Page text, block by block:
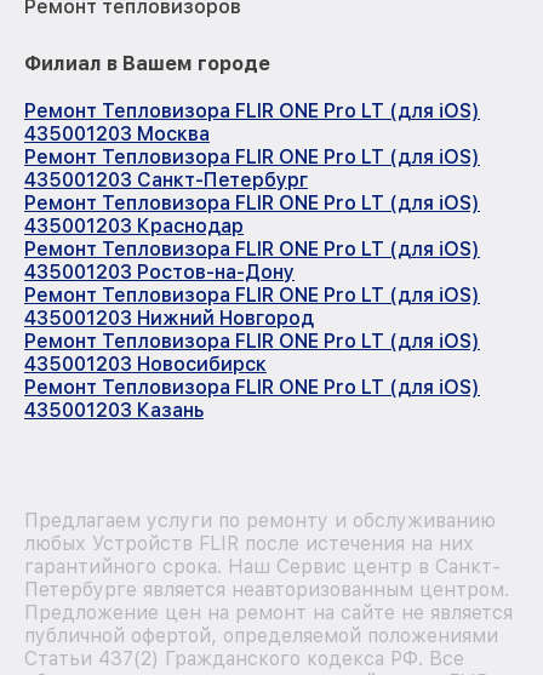
Ремонт тепловизоров
Филиал в Вашем городе
Ремонт Тепловизора FLIR ONE Pro LT (для iOS)
435001203 Москва
Ремонт Тепловизора FLIR ONE Pro LT (для iOS)
435001203 Санкт-Петербург
Ремонт Тепловизора FLIR ONE Pro LT (для iOS)
435001203 Краснодар
Ремонт Тепловизора FLIR ONE Pro LT (для iOS)
435001203 Ростов-на-Дону
Ремонт Тепловизора FLIR ONE Pro LT (для iOS)
435001203 Нижний Новгород
Ремонт Тепловизора FLIR ONE Pro LT (для iOS)
435001203 Новосибирск
Ремонт Тепловизора FLIR ONE Pro LT (для iOS)
435001203 Казань
Предлагаем услуги по ремонту и обслуживанию
любых Устройств FLIR после истечения на них
гарантийного срока. Наш Сервис центр в Санкт-
Петербурге является неавторизованным центром.
Предложение цен на ремонт на сайте не является
публичной офертой, определяемой положениями
Статьи 437(2) Гражданского кодекса РФ. Все